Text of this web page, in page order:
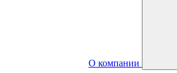
О компании